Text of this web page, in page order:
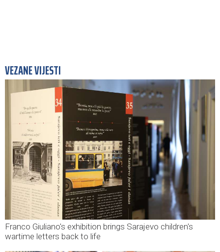
VEZANE VIJESTI
Franco Giuliano's exhibition brings Sarajevo children's
wartime letters back to life